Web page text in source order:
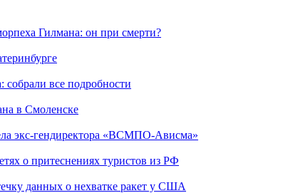
Гилмана: он при смерти?
собрали все подробности
в Смоленске
экс-гендиректора «ВСМПО-Ависма»
о притеснениях туристов из РФ
данных о нехватке ракет у США